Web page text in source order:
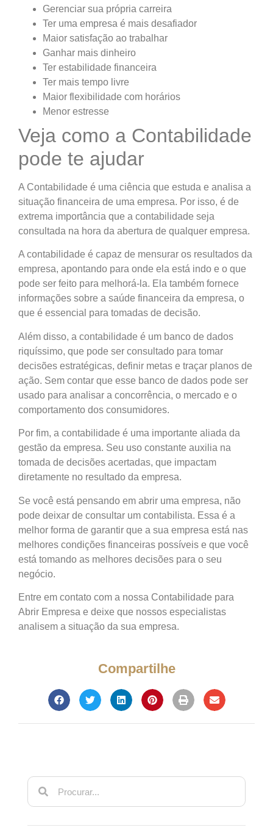
Gerenciar sua própria carreira
Ter uma empresa é mais desafiador
Maior satisfação ao trabalhar
Ganhar mais dinheiro
Ter estabilidade financeira
Ter mais tempo livre
Maior flexibilidade com horários
Menor estresse
Veja como a Contabilidade
pode te ajudar
A Contabilidade é uma ciência que estuda e analisa a
situação financeira de uma empresa. Por isso, é de
extrema importância que a contabilidade seja
consultada na hora da abertura de qualquer empresa.
A contabilidade é capaz de mensurar os resultados da
empresa, apontando para onde ela está indo e o que
pode ser feito para melhorá-la. Ela também fornece
informações sobre a saúde financeira da empresa, o
que é essencial para tomadas de decisão.
Além disso, a contabilidade é um banco de dados
riquíssimo, que pode ser consultado para tomar
decisões estratégicas, definir metas e traçar planos de
ação. Sem contar que esse banco de dados pode ser
usado para analisar a concorrência, o mercado e o
comportamento dos consumidores.
Por fim, a contabilidade é uma importante aliada da
gestão da empresa. Seu uso constante auxilia na
tomada de decisões acertadas, que impactam
diretamente no resultado da empresa.
Se você está pensando em abrir uma empresa, não
pode deixar de consultar um contabilista. Essa é a
melhor forma de garantir que a sua empresa está nas
melhores condições financeiras possíveis e que você
está tomando as melhores decisões para o seu
negócio.
Entre em contato com a nossa Contabilidade para
Abrir Empresa e deixe que nossos especialistas
analisem a situação da sua empresa.
Compartilhe